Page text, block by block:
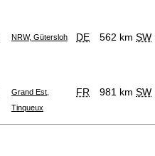
NRW, Gütersloh DE 562 km SW
Grand Est,
Tinqueux
FR 981 km SW